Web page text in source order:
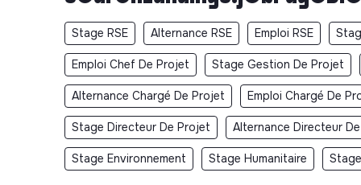
Stage RSE Alternance RSE Emploi RSE
Emploi Chef De Projet Stage Gestion De Projet
Alternance Chargé De Projet Emploi Chargé De
Stage Directeur De Projet Alternance Directeur
Stage Environnement Stage Humanitaire